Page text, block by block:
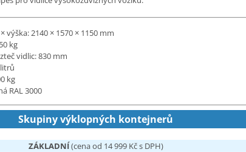
výška: 2140 × 1570 × 1150 mm
kg
vidlic: 830 mm
kg
RAL 3000
Skupiny výklopných kontejnerů
ZÁKLADNÍ(cena od 14 999 Kč s DPH)